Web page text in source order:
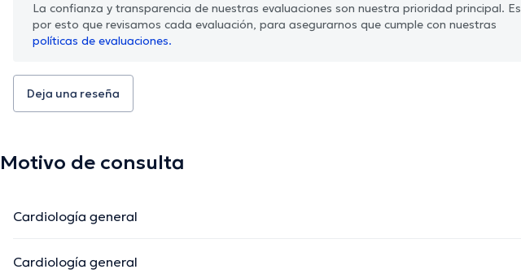
La confianza y transparencia de nuestras evaluaciones son nuestra prioridad principal. Es
por esto que revisamos cada evaluación, para asegurarnos que cumple con nuestras
políticas de evaluaciones.
Deja una reseña
Motivo de consulta
Cardiología general
Cardiología general